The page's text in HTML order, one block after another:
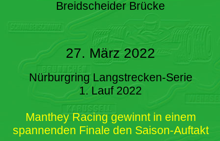
Breidscheider Brücke
27. März 2022
Nürburgring Langstrecken-Serie
1. Lauf 2022
Manthey Racing gewinnt in einem
spannenden Finale den Saison-Auftakt